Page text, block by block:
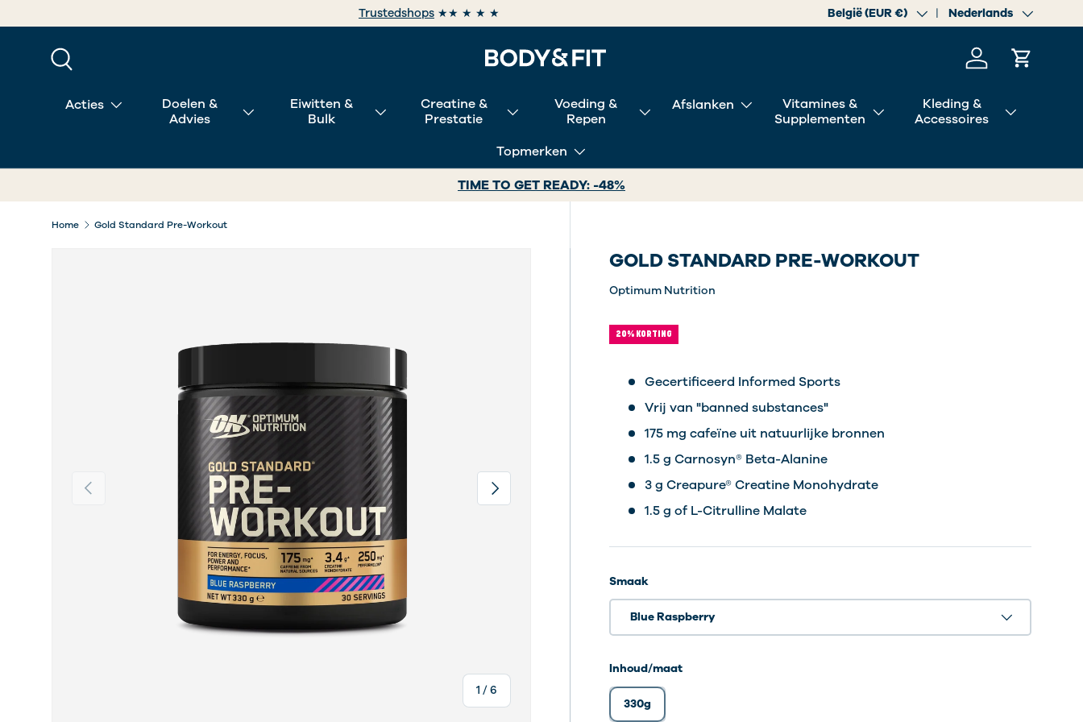
GA NAAR INHOUD
Trustedshops ★★ ★ ★ ★ Land/Regio
België (EUR €) Taal Nederlands
Inloggen
Acties
Doelen &
Advies
Eiwitten &
Bulk
Creatine &
Prestatie
Voeding &
Repen
Afslanken
Vitamines &
Supplementen
Kleding &
Accessoires
Topmerken
TIME TO GET READY: -48%
Home Gold Standard Pre-Workout
Vorige
1 /van
6
Volgende
GOLD STANDARD PRE-WORKOUT
Optimum Nutrition
20% KORTING
Gecertificeerd Informed Sports
Vrij van "banned substances"
175 mg cafeïne uit natuurlijke bronnen
1.5 g Carnosyn® Beta-Alanine
3 g Creapure® Creatine Monohydrate
1.5 g of L-Citrulline Malate
Smaak
Blue Raspberry
Inhoud/maat
330g